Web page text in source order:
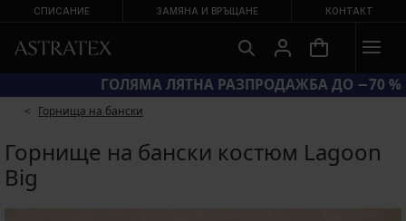
СПИСАНИЕ ЗАМЯНА И ВРЪЩАНЕ КОНТАКТ
КОД BRA20 = СУТИЕНИ −20 %
Горнища на бански
Горнище на бански костюм Lagoon
Big